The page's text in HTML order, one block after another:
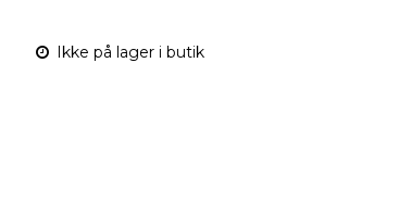
Ikke på lager i butik